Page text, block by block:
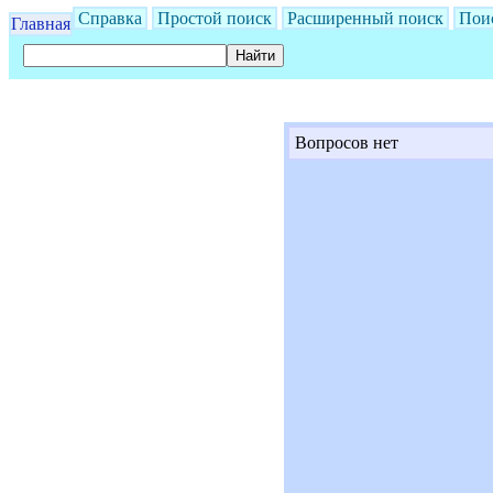
Главная Справка Простой поиск Расширенный поиск
Вопросов нет